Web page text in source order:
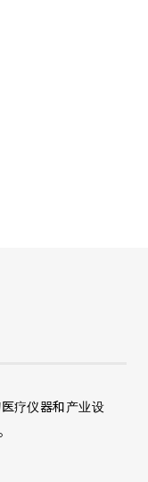
疗仪器和产业设